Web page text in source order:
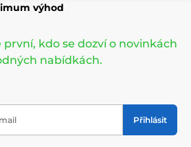
výhod
kdo se dozví o novinkách
nabídkách.
Přihlásit